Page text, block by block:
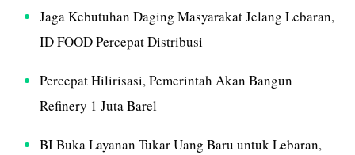
Jaga Kebutuhan Daging Masyarakat Jelang Lebaran,
ID FOOD Percepat Distribusi
Percepat Hilirisasi, Pemerintah Akan Bangun
Refinery 1 Juta Barel
BI Buka Layanan Tukar Uang Baru untuk Lebaran,